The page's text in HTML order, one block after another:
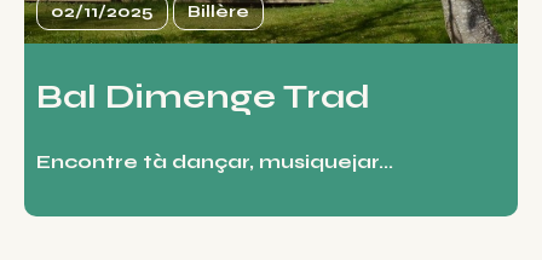
02/11/2025 Billère
Bal Dimenge Trad
Encontre tà dançar, musiquejar...